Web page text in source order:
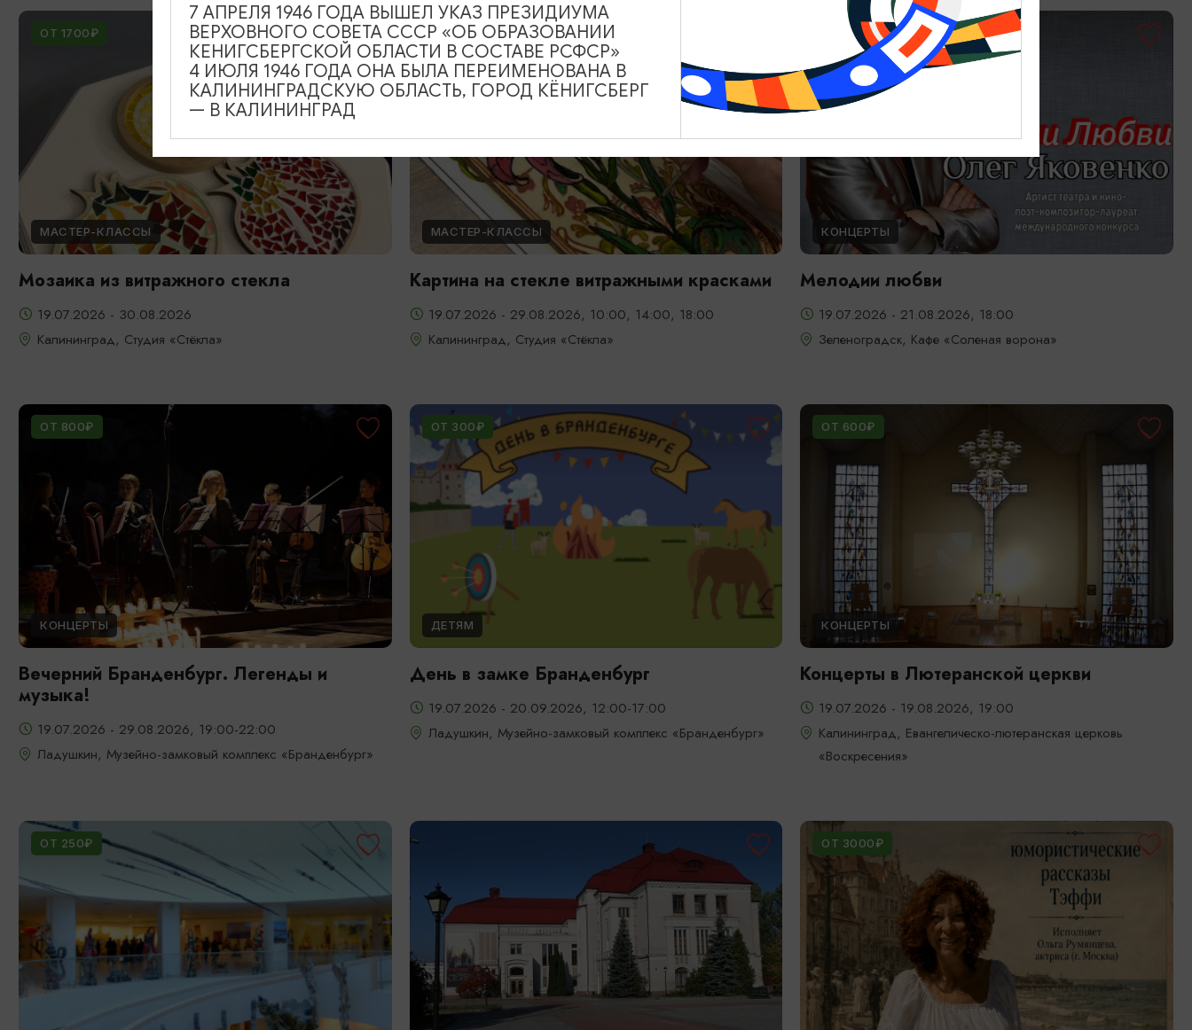
ОТ 1700₽
МАСТЕР-КЛАССЫ
Мозаика из витражного стекла
19.07.2026 - 30.08.2026
Калининград, Студия «Стёкла»
ОТ 2200₽
МАСТЕР-КЛАССЫ
Картина на стекле витражными красками
19.07.2026 - 29.08.2026, 10:00, 14:00, 18:00
Калининград, Студия «Стёкла»
ОТ 3000₽
КОНЦЕРТЫ
Мелодии любви
19.07.2026 - 21.08.2026, 18:00
Зеленоградск, Кафе «Соленая ворона»
ОТ 800₽
КОНЦЕРТЫ
Вечерний Бранденбург. Легенды и
музыка!
19.07.2026 - 29.08.2026, 19:00-22:00
Ладушкин, Музейно-замковый комплекс «Бранденбург»
ОТ 300₽
ДЕТЯМ
День в замке Бранденбург
19.07.2026 - 20.09.2026, 12:00-17:00
Ладушкин, Музейно-замковый комплекс «Бранденбург»
ОТ 600₽
КОНЦЕРТЫ
Концерты в Лютеранской церкви
19.07.2026 - 19.08.2026, 19:00
Калининград, Евангелическо-лютеранская церковь
«Воскресения»
ОТ 250₽ ОТ 3000₽
7 АПРЕЛЯ 1946 ГОДА ВЫШЕЛ УКАЗ ПРЕЗИДИУМА
ВЕРХОВНОГО СОВЕТА СССР «ОБ ОБРАЗОВАНИИ
КЕНИГСБЕРГСКОЙ ОБЛАСТИ В СОСТАВЕ РСФСР»
4 ИЮЛЯ 1946 ГОДА ОНА БЫЛА ПЕРЕИМЕНОВАНА В
КАЛИНИНГРАДСКУЮ ОБЛАСТЬ, ГОРОД КЁНИГСБЕРГ
— В КАЛИНИНГРАД